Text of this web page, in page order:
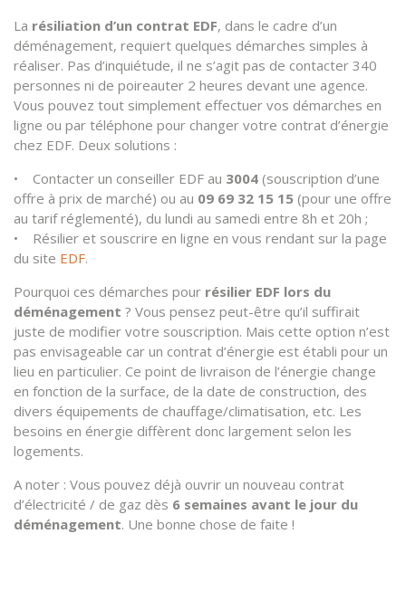
La résiliation d’un contrat EDF, dans le cadre d’un
déménagement, requiert quelques démarches simples à
réaliser. Pas d’inquiétude, il ne s’agit pas de contacter 340
personnes ni de poireauter 2 heures devant une agence.
Vous pouvez tout simplement effectuer vos démarches en
ligne ou par téléphone pour changer votre contrat d’énergie
chez EDF. Deux solutions :
• Contacter un conseiller EDF au 3004 (souscription d’une
offre à prix de marché) ou au 09 69 32 15 15 (pour une offre
au tarif réglementé), du lundi au samedi entre 8h et 20h ;
• Résilier et souscrire en ligne en vous rendant sur la page
du site EDF.
Pourquoi ces démarches pour résilier EDF lors du
déménagement ? Vous pensez peut-être qu’il suffirait
juste de modifier votre souscription. Mais cette option n’est
pas envisageable car un contrat d’énergie est établi pour un
lieu en particulier. Ce point de livraison de l’énergie change
en fonction de la surface, de la date de construction, des
divers équipements de chauffage/climatisation, etc. Les
besoins en énergie diffèrent donc largement selon les
logements.
A noter : Vous pouvez déjà ouvrir un nouveau contrat
d’électricité / de gaz dès 6 semaines avant le jour du
déménagement. Une bonne chose de faite !